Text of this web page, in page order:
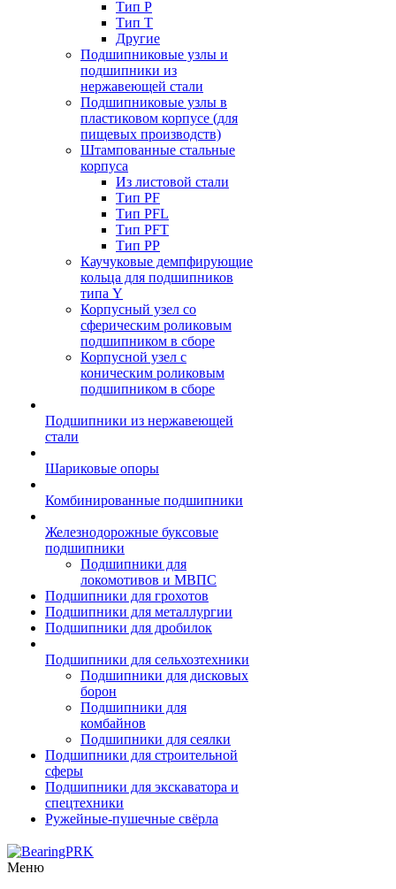
Тип P
Тип T
Другие
Подшипниковые узлы и
подшипники из
нержавеющей стали
Подшипниковые узлы в
пластиковом корпусе (для
пищевых производств)
Штампованные стальные
корпуса
Из листовой стали
Тип PF
Тип PFL
Тип PFT
Тип PP
Каучуковые демпфирующие
кольца для подшипников
типа Y
Корпусный узел со
сферическим роликовым
подшипником в сборе
Корпусной узел с
коническим роликовым
подшипником в сборе
Подшипники из нержавеющей
стали
Шариковые опоры
Комбинированные подшипники
Железнодорожные буксовые
подшипники
Подшипники для
локомотивов и МВПС
Подшипники для грохотов
Подшипники для металлургии
Подшипники для дробилок
Подшипники для сельхозтехники
Подшипники для дисковых
борон
Подшипники для
комбайнов
Подшипники для сеялки
Подшипники для строительной
сферы
Подшипники для экскаватора и
спецтехники
Ружейные-пушечные свёрла
Меню